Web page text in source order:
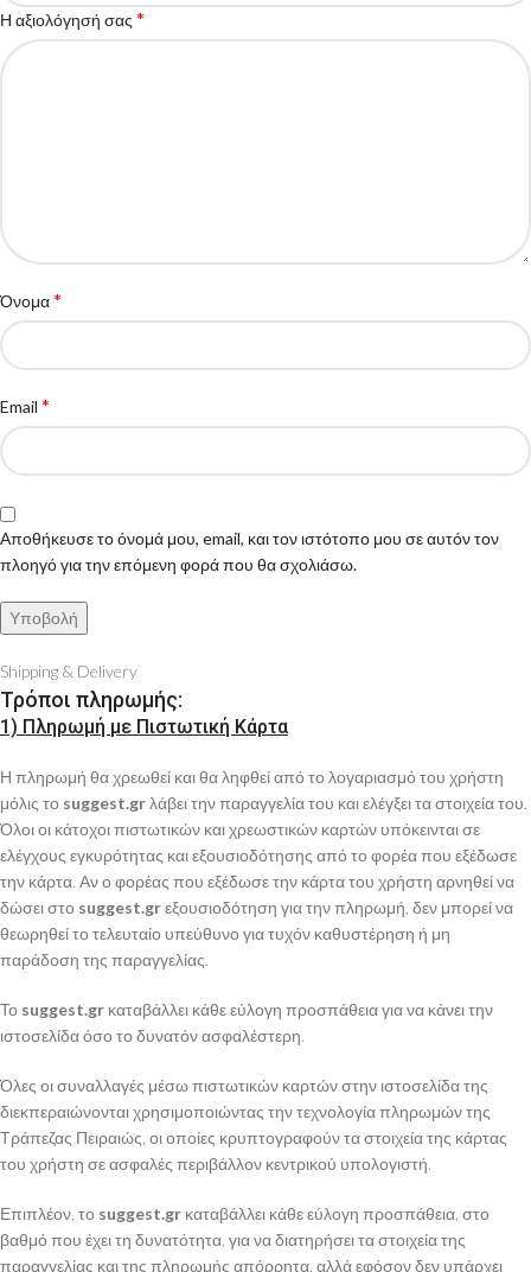
Η αξιολόγησή σας *
Όνομα*
Email *
Αποθήκευσε το όνομά μου, email, και τον ιστότοπο μου σε αυτόν τον
πλοηγό για την επόμενη φορά που θα σχολιάσω.
Shipping & Delivery
Τρόποι πληρωμής:
1) Πληρωμή με Πιστωτική Κάρτα
Η πληρωμή θα χρεωθεί και θα ληφθεί από το λογαριασμό του χρήστη
μόλις το suggest.grλάβει την παραγγελία του και ελέγξει τα στοιχεία του.
Όλοι οι κάτοχοι πιστωτικών και χρεωστικών καρτών υπόκεινται σε
ελέγχους εγκυρότητας και εξουσιοδότησης από το φορέα που εξέδωσε
την κάρτα. Αν ο φορέας που εξέδωσε την κάρτα του χρήστη αρνηθεί να
δώσει στο suggest.grεξουσιοδότηση για την πληρωμή, δεν μπορεί να
θεωρηθεί το τελευταίο υπεύθυνο για τυχόν καθυστέρηση ή μη
παράδοση της παραγγελίας.
Το suggest.gr καταβάλλει κάθε εύλογη προσπάθεια για να κάνει την
ιστοσελίδα όσο το δυνατόν ασφαλέστερη.
Όλες οι συναλλαγές μέσω πιστωτικών καρτών στην ιστοσελίδα της
διεκπεραιώνονται χρησιμοποιώντας την τεχνολογία πληρωμών της
Τράπεζας Πειραιώς, οι οποίες κρυπτογραφούν τα στοιχεία της κάρτας
του χρήστη σε ασφαλές περιβάλλον κεντρικού υπολογιστή.
Επιπλέον, το suggest.gr καταβάλλει κάθε εύλογη προσπάθεια, στο
βαθμό που έχει τη δυνατότητα, για να διατηρήσει τα στοιχεία της
παραγγελίας και της πληρωμής απόρρητα, αλλά εφόσον δεν υπάρχει